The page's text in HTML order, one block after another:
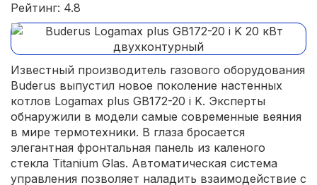
Рейтинг: 4.8
Известный производитель газового оборудования
Buderus выпустил новое поколение настенных
котлов Logamax plus GB172-20 i K. Эксперты
обнаружили в модели самые современные веяния
в мире термотехники. В глаза бросается
элегантная фронтальная панель из каленого
стекла Titanium Glas. Автоматическая система
управления позволяет наладить взаимодействие с